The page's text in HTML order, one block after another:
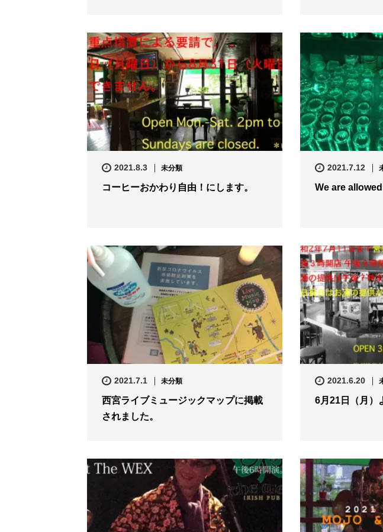
2021.8.3 未分類
コーヒーおかわり自由！にします。
2021.7.12
We are
2021.7.1 未分類
西宮ライブミュージックマップに掲載
されました。
2021.6.20
6月21日（月）